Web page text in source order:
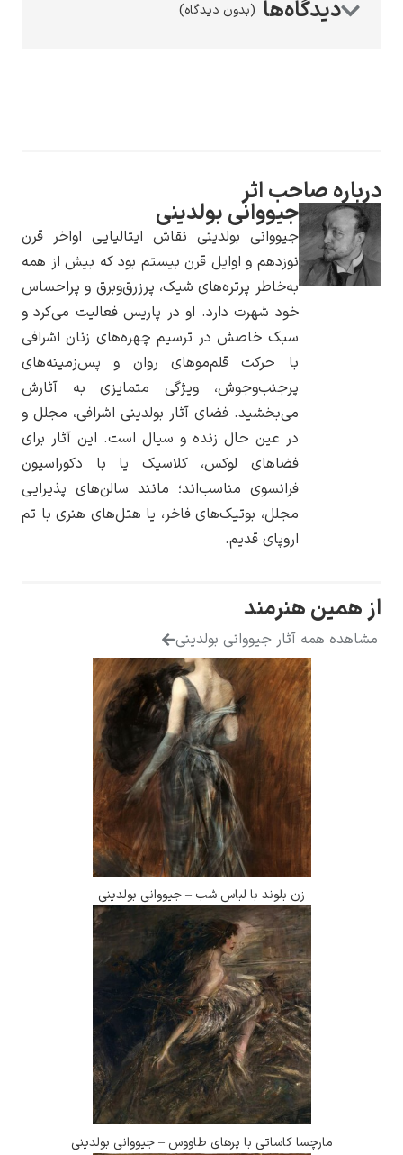
پیر آگوست رنوآر
یوهانس فرمیر
پرفروش‌ترین
(بدون دیدگاه)
صاحب اثر
جیووانی بولدینی
جیووانی بولدینی نقاش ایتالیایی اواخر قرن
نوزدهم و اوایل قرن بیستم بود که بیش از همه
به‌خاطر پرتره‌های شیک، پرزرق‌وبرق و پراحساس
خود شهرت دارد. او در پاریس فعالیت می‌کرد و
سبک خاصش در ترسیم چهره‌های زنان اشرافی
با حرکت قلم‌موهای روان و پس‌زمینه‌های
پرجنب‌وجوش، ویژگی متمایزی به آثارش
می‌بخشید. فضای آثار بولدینی اشرافی، مجلل و
در عین حال زنده و سیال است. این آثار برای
فضاهای لوکس، کلاسیک یا با دکوراسیون
فرانسوی مناسب‌اند؛ مانند سالن‌های پذیرایی
مجلل، بوتیک‌های فاخر، یا هتل‌های هنری با تم
اروپای قدیم.
هنرمند
همه آثار جیووانی بولدینی
زن بلوند با لباس شب – جیووانی بولدینی
مارچسا کاساتی با پرهای طاووس – جیووانی بولدینی